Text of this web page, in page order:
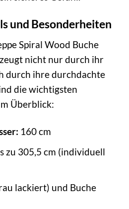
und Besonderheiten
Spiral Wood Buche
nicht nur durch ihr
durch ihre durchdachte
die wichtigsten
Überblick:
160 cm
zu 305,5 cm (individuell
lackiert) und Buche